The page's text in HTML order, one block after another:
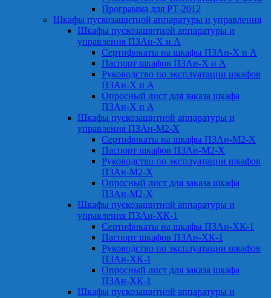
Программа для РТ-2012
Шкафы пускозащитной аппаратуры и управления
Шкафы пускозащитной аппаратуры и
управления ПЗАн-Х и А
Сертификаты на шкафы ПЗАн-Х и А
Паспорт шкафов ПЗАн-Х и А
Руководство по эксплуатации шкафов
ПЗАн-Х и А
Опросный лист для заказа шкафа
ПЗАн-Х и А
Шкафы пускозащитной аппаратуры и
управления ПЗАн-М2-Х
Сертификаты на шкафы ПЗАн-М2-Х
Паспорт шкафов ПЗАн-М2-Х
Руководство по эксплуатации шкафов
ПЗАн-М2-Х
Опросный лист для заказа шкафа
ПЗАн-М2-Х
Шкафы пускозащитной аппаратуры и
управления ПЗАн-ХК-1
Сертификаты на шкафы ПЗАн-ХК-1
Паспорт шкафов ПЗАн-ХК-1
Руководство по эксплуатации шкафов
ПЗАн-ХК-1
Опросный лист для заказа шкафа
ПЗАн-ХК-1
Шкафы пускозащитной аппаратуры и